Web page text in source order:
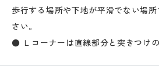
歩行する場所や下地が平滑でない場
さい。
● Ｌコーナーは直線部分と突きつけの